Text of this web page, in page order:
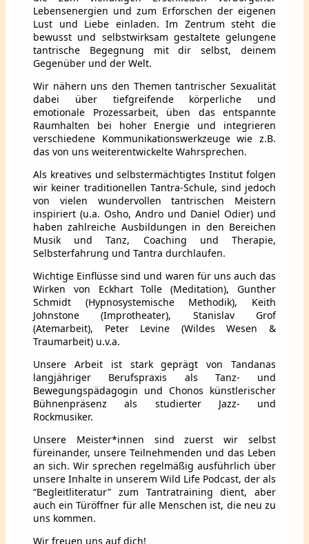
Lebensenergien und zum Erforschen der eigenen
Lust und Liebe einladen. Im Zentrum steht die
bewusst und selbstwirksam gestaltete gelungene
tantrische Begegnung mit dir selbst, deinem
Gegenüber und der Welt.
Wir nähern uns den Themen tantrischer Sexualität
dabei über tiefgreifende körperliche und
emotionale Prozessarbeit, üben das entspannte
Raumhalten bei hoher Energie und integrieren
verschiedene Kommunikationswerkzeuge wie z.B.
das von uns weiterentwickelte Wahrsprechen.
Als kreatives und selbstermächtigtes Institut folgen
wir keiner traditionellen Tantra-Schule, sind jedoch
von vielen wundervollen tantrischen Meistern
inspiriert (u.a. Osho, Andro und Daniel Odier) und
haben zahlreiche Ausbildungen in den Bereichen
Musik und Tanz, Coaching und Therapie,
Selbsterfahrung und Tantra durchlaufen.
Wichtige Einflüsse sind und waren für uns auch das
Wirken von Eckhart Tolle (Meditation), Gunther
Schmidt (Hypnosystemische Methodik), Keith
Johnstone (Improtheater), Stanislav Grof
(Atemarbeit), Peter Levine (Wildes Wesen &
Traumarbeit) u.v.a.
Unsere Arbeit ist stark geprägt von Tandanas
langjähriger Berufspraxis als Tanz- und
Bewegungspädagogin und Chonos künstlerischer
Bühnenpräsenz als studierter Jazz- und
Rockmusiker.
Unsere Meister*innen sind zuerst wir selbst
füreinander, unsere Teilnehmenden und das Leben
an sich. Wir sprechen regelmäßig ausführlich über
unsere Inhalte in unserem Wild Life Podcast, der als
“Begleitliteratur” zum Tantratraining dient, aber
auch ein Türöffner für alle Menschen ist, die neu zu
uns kommen.
Wir freuen uns auf dich!